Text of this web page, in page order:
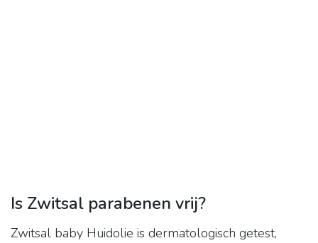
Is Zwitsal parabenen vrij?
Zwitsal baby Huidolie is dermatologisch getest,